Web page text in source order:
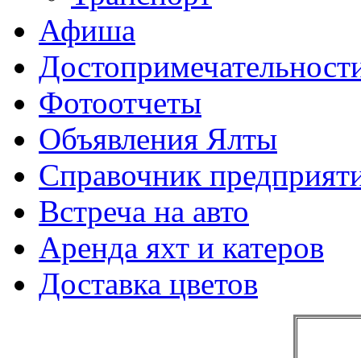
Афиша
Фотоотчеты
Объявления Ялты
Справочник
Встреча на авто
Аренда яхт и катеров
Доставка цветов